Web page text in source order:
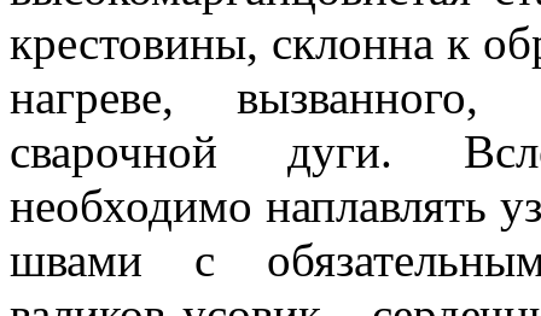
крестовины, склонна к
нагреве, вызванного,
сварочной дуги.
необходимо наплавлять
швами с